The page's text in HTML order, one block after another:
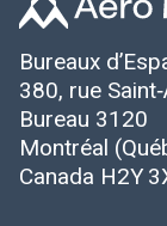
Bureaux
380, rue
Bureau 3120
Montréal
Canada H2Y